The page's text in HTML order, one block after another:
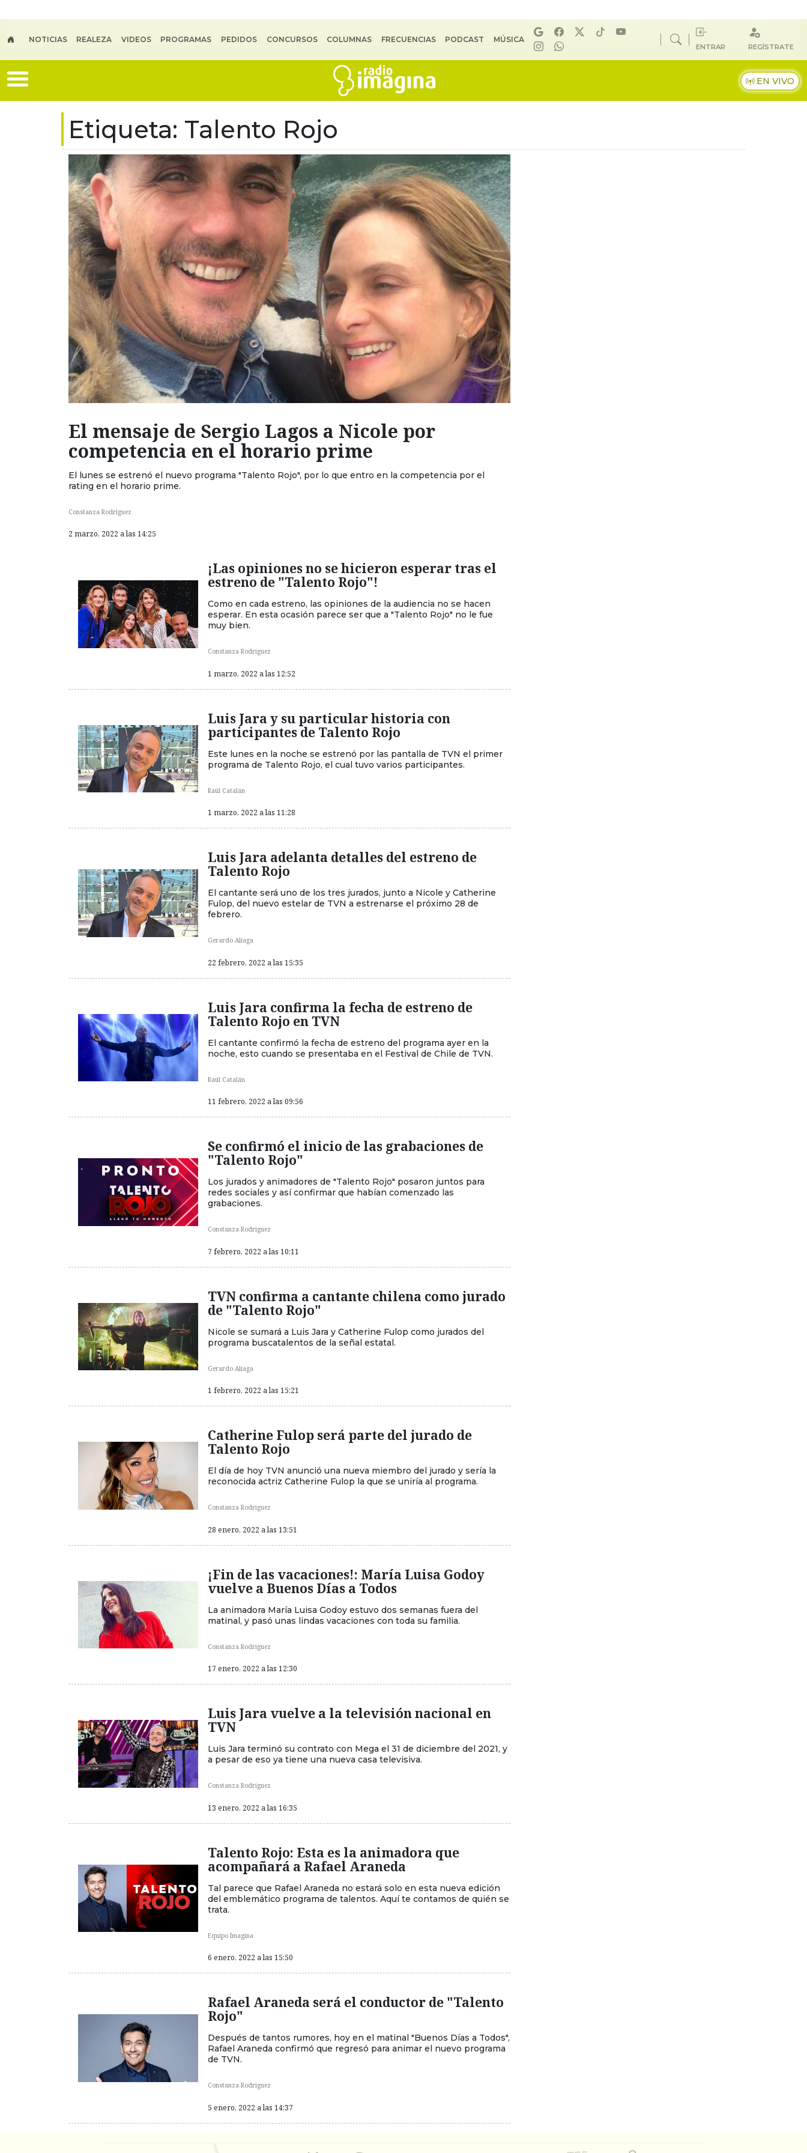
NOTICIAS REALEZA VIDEOS PROGRAMAS PEDIDOS CONCURSOS COLUMNAS FRECUENCIAS PODCAST MÚSICA
ENTRAR REGÍSTRATE
EN VIVO
Etiqueta: Talento Rojo
El mensaje de Sergio Lagos a Nicole por
competencia en el horario prime
El lunes se estrenó el nuevo programa "Talento Rojo", por lo que entro en la competencia por el
rating en el horario prime.
Constanza Rodriguez
2 marzo, 2022 a las 14:25
¡Las opiniones no se hicieron esperar tras el
estreno de "Talento Rojo"!
Como en cada estreno, las opiniones de la audiencia no se hacen
esperar. En esta ocasión parece ser que a "Talento Rojo" no le fue
muy bien.
Constanza Rodriguez
1 marzo, 2022 a las 12:52
Luis Jara y su particular historia con
participantes de Talento Rojo
Este lunes en la noche se estrenó por las pantalla de TVN el primer
programa de Talento Rojo, el cual tuvo varios participantes.
Raúl Catalán
1 marzo, 2022 a las 11:28
Luis Jara adelanta detalles del estreno de
Talento Rojo
El cantante será uno de los tres jurados, junto a Nicole y Catherine
Fulop, del nuevo estelar de TVN a estrenarse el próximo 28 de
febrero.
Gerardo Aliaga
22 febrero, 2022 a las 15:35
Luis Jara confirma la fecha de estreno de
Talento Rojo en TVN
El cantante confirmó la fecha de estreno del programa ayer en la
noche, esto cuando se presentaba en el Festival de Chile de TVN.
Raúl Catalán
11 febrero, 2022 a las 09:56
Se confirmó el inicio de las grabaciones de
"Talento Rojo"
Los jurados y animadores de "Talento Rojo" posaron juntos para
redes sociales y así confirmar que habían comenzado las
grabaciones.
Constanza Rodriguez
7 febrero, 2022 a las 10:11
TVN confirma a cantante chilena como jurado
de "Talento Rojo"
Nicole se sumará a Luis Jara y Catherine Fulop como jurados del
programa buscatalentos de la señal estatal.
Gerardo Aliaga
1 febrero, 2022 a las 15:21
Catherine Fulop será parte del jurado de
Talento Rojo
El día de hoy TVN anunció una nueva miembro del jurado y sería la
reconocida actriz Catherine Fulop la que se uniría al programa.
Constanza Rodriguez
28 enero, 2022 a las 13:51
¡Fin de las vacaciones!: María Luisa Godoy
vuelve a Buenos Días a Todos
La animadora María Luisa Godoy estuvo dos semanas fuera del
matinal, y pasó unas lindas vacaciones con toda su familia.
Constanza Rodriguez
17 enero, 2022 a las 12:30
Luis Jara vuelve a la televisión nacional en
TVN
Luis Jara terminó su contrato con Mega el 31 de diciembre del 2021, y
a pesar de eso ya tiene una nueva casa televisiva.
Constanza Rodriguez
13 enero, 2022 a las 16:35
Talento Rojo: Esta es la animadora que
acompañará a Rafael Araneda
Tal parece que Rafael Araneda no estará solo en esta nueva edición
del emblemático programa de talentos. Aquí te contamos de quién se
trata.
Equipo Imagina
6 enero, 2022 a las 15:50
Rafael Araneda será el conductor de "Talento
Rojo"
Después de tantos rumores, hoy en el matinal "Buenos Días a Todos",
Rafael Araneda confirmó que regresó para animar el nuevo programa
de TVN.
Constanza Rodriguez
5 enero, 2022 a las 14:37